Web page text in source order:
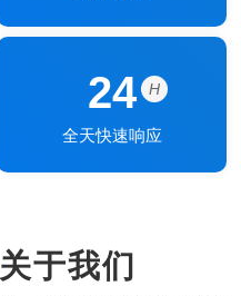
24 H
全天快速响应
关于我们